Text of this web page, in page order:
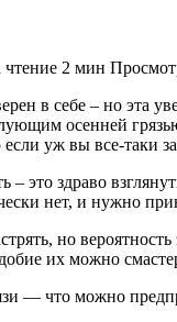
2 мин
в себе – но эта
осенней
если уж вы все-таки
– это здраво
нет, и нужно
но
их можно
— что можно